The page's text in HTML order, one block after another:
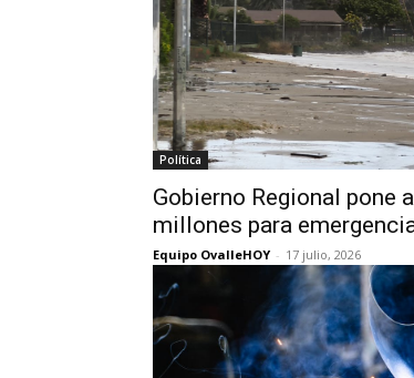
Política
Gobierno Regional pone
millones para
Equipo OvalleHOY - 17 julio, 2026